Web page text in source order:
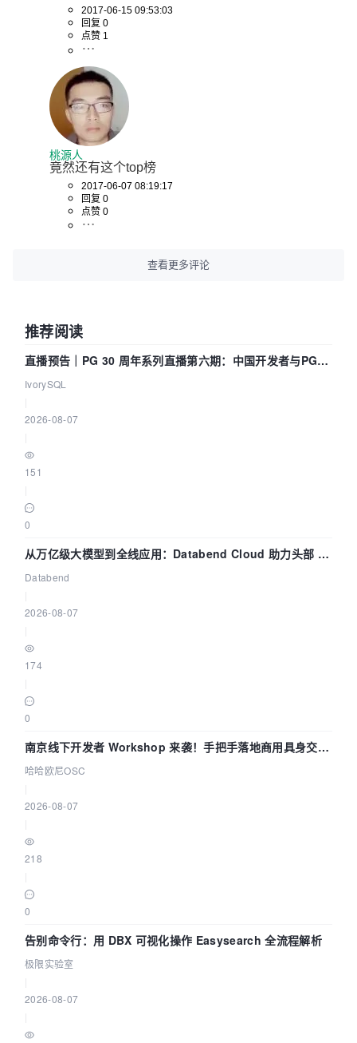
2017-06-15 09:53:03
回复 0
点赞 1
桃源人
竟然还有这个top榜
2017-06-07 08:19:17
回复 0
点赞 0
查看更多评论
推荐阅读
直播预告｜PG 30 周年系列直播第六期：中国开发者与PG内
核——我们改得动吗？我们贡献了什么？
IvorySQL
2026-08-07
151
0
从万亿级大模型到全线应用：Databend Cloud 助力头部 AI
企业构建全链路 Trace 数据管道
Databend
2026-08-07
174
0
南京线下开发者 Workshop 来袭！手把手落地商用具身交互
智能 Agent 应用
哈哈欧尼OSC
2026-08-07
218
0
告别命令行：用 DBX 可视化操作 Easysearch 全流程解析
极限实验室
2026-08-07